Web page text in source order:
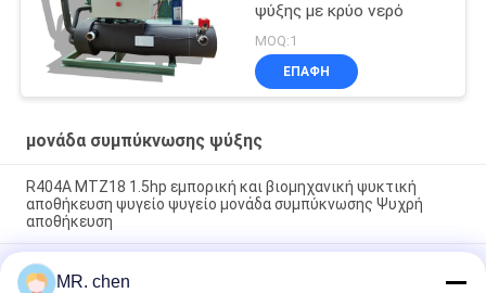
ψύξης με κρύο νερό
MOQ:1
ΕΠΑΦΉ
μονάδα συμπύκνωσης ψύξης
R404A MTZ18 1.5hp εμπορική και βιομηχανική ψυκτική
αποθήκευση ψυγείο ψυγείο μονάδα συμπύκνωσης Ψυχρή
αποθήκευση
BFS51 Αξιόπιστη ψυχρή αίθουσα ημι-ερμητικός συμπιεστής
μονάδα συμπύκνωσης αποθήκευσης ψύξης μονάδα ψύξης
MR. chen